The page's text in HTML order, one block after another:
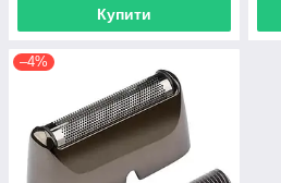
Купити
–4%